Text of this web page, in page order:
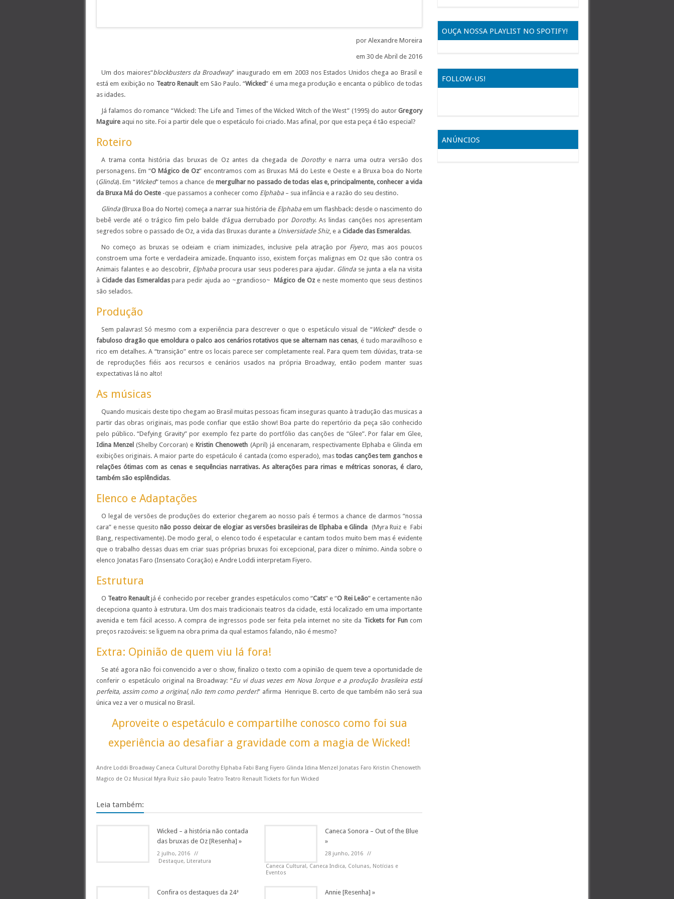
por Alexandre Moreira
em 30 de Abril de 2016
Um dos maiores“blockbusters da Broadway” inaugurado em em 2003 nos Estados Unidos chega ao Brasil e
está em exibição no Teatro Renaultem São Paulo. “Wicked” é uma mega produção e encanta o público de todas
as idades.
Já falamos do romance “Wicked: The Life and Times of the Wicked Witch of the West” (1995) do autorGregory
Maguire aqui no site. Foi a partir dele que o espetáculo foi criado. Mas afinal, por que esta peça é tão especial?
Roteiro
A trama conta história das bruxas de Oz antes da chegada de Dorothye narra uma outra versão dos
personagens. Em “O Mágico de Oz” encontramos com as Bruxas Má do Leste e Oeste e a Bruxa boa do Norte
(Glinda). Em “Wicked” temos a chance demergulhar no passado de todas elas e, principalmente, conhecer a vida
da Bruxa Má do Oeste -que passamos a conhecer como Elphaba – sua infância e a razão do seu destino.
Glinda (Bruxa Boa do Norte) começa a narrar sua história de Elphaba em um flashback: desde o nascimento do
bebê verde até o trágico fim pelo balde d’água derrubado por Dorothy. As lindas canções nos apresentam
segredos sobre o passado de Oz, a vida das Bruxas durante a Universidade Shiz, e a Cidade das Esmeraldas.
No começo as bruxas se odeiam e criam inimizades, inclusive pela atração por Fiyero, mas aos poucos
constroem uma forte e verdadeira amizade. Enquanto isso, existem forças malignas em Oz que são contra os
Animais falantes e ao descobrir, Elphaba procura usar seus poderes para ajudar. Glinda se junta a ela na visita
à Cidade das Esmeraldaspara pedir ajuda ao ~grandioso~ Mágico de Oze neste momento que seus destinos
são selados.
Produção
Sem palavras! Só mesmo com a experiência para descrever o que o espetáculo visual de “Wicked” desde o
fabuloso dragão que emoldura o palco aos cenários rotativos que se alternam nas cenas, é tudo maravilhoso e
rico em detalhes. A “transição” entre os locais parece ser completamente real. Para quem tem dúvidas, trata-se
de reproduções fiéis aos recursos e cenários usados na própria Broadway, então podem manter suas
expectativas lá no alto!
As músicas
Quando musicais deste tipo chegam ao Brasil muitas pessoas ficam inseguras quanto à tradução das musicas a
partir das obras originais, mas pode confiar que estão show! Boa parte do repertório da peça são conhecido
pelo público. “Defying Gravity” por exemplo fez parte do portfólio das canções de “Glee”. Por falar em Glee,
Idina Menzel (Shelby Corcoran) e Kristin Chenoweth (April) já encenaram, respectivamente Elphaba e Glinda em
exibições originais. A maior parte do espetáculo é cantada (como esperado), mastodas canções tem ganchos e
relações ótimas com as cenas e sequências narrativas. As alterações para rimas e métricas sonoras, é claro,
também são esplêndidas.
Elenco e Adaptações
O legal de versões de produções do exterior chegarem ao nosso país é termos a chance de darmos “nossa
cara” e nesse quesitonão posso deixar de elogiar as versões brasileiras de Elphaba e Glinda (Myra Ruiz e Fabi
Bang, respectivamente). De modo geral, o elenco todo é espetacular e cantam todos muito bem mas é evidente
que o trabalho dessas duas em criar suas próprias bruxas foi excepcional, para dizer o mínimo. Ainda sobre o
elenco Jonatas Faro (Insensato Coração) e Andre Loddi interpretam Fiyero.
Estrutura
O Teatro Renaultjá é conhecido por receber grandes espetáculos como “Cats” e “O Rei Leão” e certamente não
decepciona quanto à estrutura. Um dos mais tradicionais teatros da cidade, está localizado em uma importante
avenida e tem fácil acesso. A compra de ingressos pode ser feita pela internet no site da Tickets for Funcom
preços razoáveis: se liguem na obra prima da qual estamos falando, não é mesmo?
Extra: Opinião de quem viu lá fora!
Se até agora não foi convencido a ver o show, finalizo o texto com a opinião de quem teve a oportunidade de
conferir o espetáculo original na Broadway: “Eu vi duas vezes em Nova Iorque e a produção brasileira está
perfeita, assim como a original, não tem como perder!” afirma Henrique B. certo de que também não será sua
única vez a ver o musical no Brasil.
Aproveite o espetáculo e compartilhe conosco como foi sua
experiência ao desafiar a gravidade com a magia de Wicked!
Andre Loddi Broadway Caneca Cultural Dorothy Elphaba Fabi Bang Fiyero Glinda Idina Menzel Jonatas Faro Kristin Chenoweth
Magico de Oz Musical Myra Ruiz são paulo Teatro Teatro Renault Tickets for fun Wicked
Leia também:
Wicked – a história não contada
das bruxas de Oz [Resenha] »
2 julho, 2016
//
Destaque, Literatura
Caneca Sonora – Out of the Blue
»
28 junho, 2016
//
Caneca Cultural, Caneca Indica, Colunas, Notícias e
Eventos
Confira os destaques da 24ª
Annie [Resenha] »
OUÇA NOSSA PLAYLIST NO SPOTIFY!
FOLLOW-US!
ANÚNCIOS